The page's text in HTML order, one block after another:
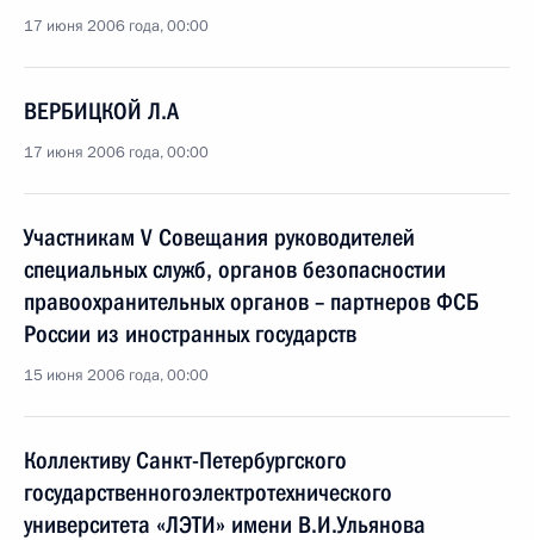
17 июня 2006 года, 00:00
ВЕРБИЦКОЙ Л.А
17 июня 2006 года, 00:00
Участникам V Совещания руководителей
специальных служб, органов безопасностии
правоохранительных органов – партнеров ФСБ
России из иностранных государств
15 июня 2006 года, 00:00
Коллективу Санкт-Петербургского
государственногоэлектротехнического
университета «ЛЭТИ» имени В.И.Ульянова